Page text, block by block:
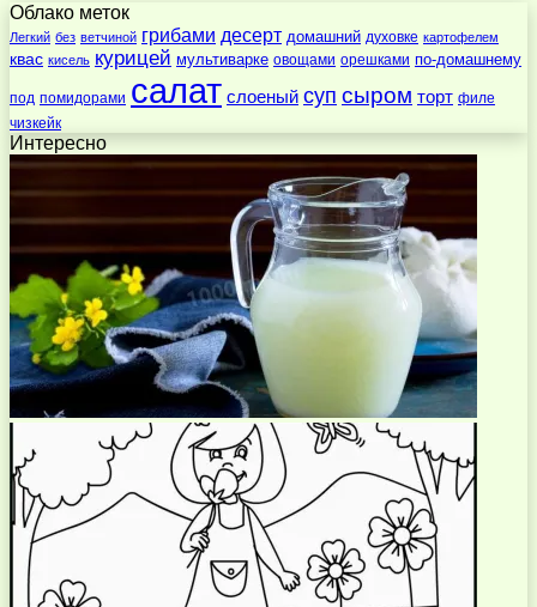
Облако меток
Легкий без ветчиной грибами десерт домашний духовке картофелем
квас кисель курицей мультиварке овощами орешками по-домашнему
под помидорами салат слоеный суп сыром торт филе
чизкейк
Интересно